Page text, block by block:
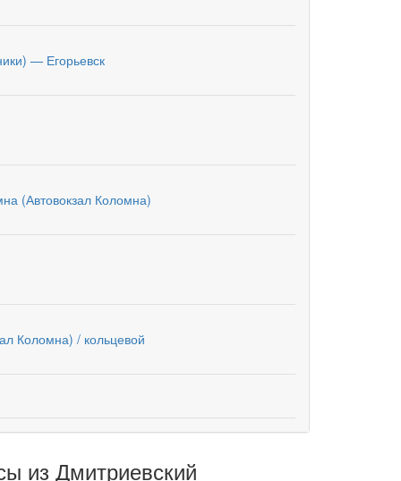
— Егорьевск
(Автовокзал Коломна)
Коломна) / кольцевой
из Дмитриевский